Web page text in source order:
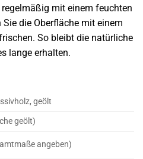
mit einem feuchten
die Oberfläche mit einem
So bleibt die natürliche
lange erhalten.
geölt
geölt)
angeben)